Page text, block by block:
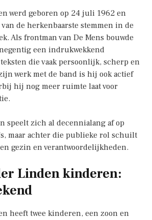
werd geboren op 24 juli 1962 en
de herkenbaarste stemmen in de
Als frontman van De Mens bouwde
een indrukwekkend
die vaak persoonlijk, scherp en
werk met de band is hij ook actief
hij nog meer ruimte laat voor
speelt zich al decennialang af op
maar achter die publieke rol schuilt
gezin en verantwoordelijkheden.
Linden kinderen:
heeft twee kinderen, een zoon en